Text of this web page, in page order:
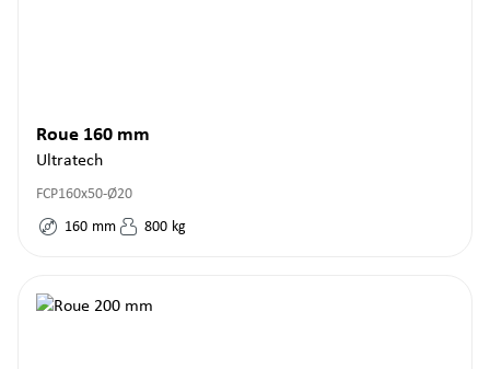
Roue 160 mm
Ultratech
FCP160x50-Ø20
160 mm 800 kg